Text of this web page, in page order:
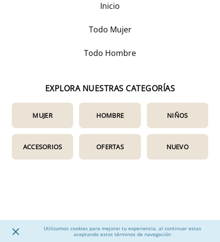
Utilizamos cookies para mejorar tu experiencia, al continuar estas
aceptando estos términos de navegación
Inicio
Todo Mujer
Todo Hombre
EXPLORA NUESTRAS CATEGORÍAS
MUJER HOMBRE NIÑOS
ACCESORIOS OFERTAS NUEVO